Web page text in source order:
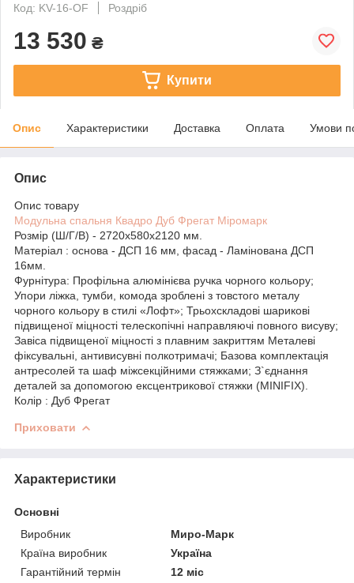
Код: KV-16-OF
Роздріб
13 530 ₴
Купити
Опис Характеристики Доставка Оплата Умови
Опис
Опис товару
Модульна спальня Квадро Дуб Фрегат Міромарк
Розмір (Ш/Г/В) - 2720х580х2120 мм.
Матеріал : основа - ДСП 16 мм, фасад - Ламінована ДСП
16мм.
Фурнітура: Профільна алюмінієва ручка чорного кольору;
Упори ліжка, тумби, комода зроблені з товстого металу
чорного кольору в стилі «Лофт»; Трьохскладові шарикові
підвищеної міцності телескопічні направляючі повного висуву;
Завіса підвищеної міцності з плавним закриттям Металеві
фіксувальні, антивисувні полкотримачі; Базова комплектація
антресолей та шаф міжсекційними стяжками; З`єднання
деталей за допомогою ексцентрикової стяжки (MINIFIX).
Колір : Дуб Фрегат
Приховати
Характеристики
Основні
Виробник
Миро-Марк
Країна виробник
Україна
Гарантійний термін
12 міс